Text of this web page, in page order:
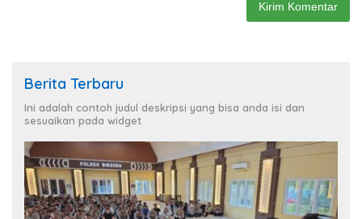
Berita Terbaru
Ini adalah contoh judul deskripsi yang bisa anda isi dan
sesuaikan pada widget